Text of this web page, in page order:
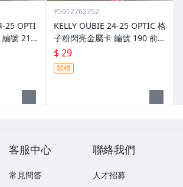
Y5912762752
KELLY OUBIE 24-25 OPTIC 格
子粉閃亮金屬卡 編號 190 前後
圖
$ 29
競標
客服中心
常見問答
聯絡我們
人才招募